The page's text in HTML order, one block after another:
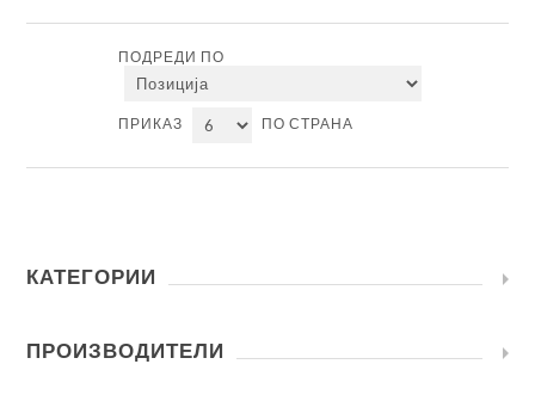
ПОДРЕДИ ПО
ПРИКАЗ ПО СТРАНА
КАТЕГОРИИ
ПРОИЗВОДИТЕЛИ